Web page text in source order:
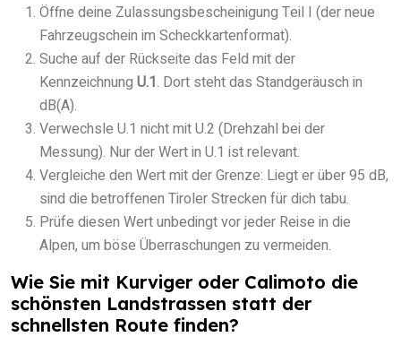
Öffne deine Zulassungsbescheinigung Teil I (der neue
Fahrzeugschein im Scheckkartenformat).
Suche auf der Rückseite das Feld mit der
Kennzeichnung U.1. Dort steht das Standgeräusch in
dB(A).
Verwechsle U.1 nicht mit U.2 (Drehzahl bei der
Messung). Nur der Wert in U.1 ist relevant.
Vergleiche den Wert mit der Grenze: Liegt er über 95 dB,
sind die betroffenen Tiroler Strecken für dich tabu.
Prüfe diesen Wert unbedingt vor jeder Reise in die
Alpen, um böse Überraschungen zu vermeiden.
Wie Sie mit Kurviger oder Calimoto die
schönsten Landstrassen statt der
schnellsten Route finden?